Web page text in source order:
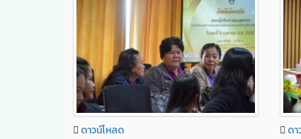
ดาวน์โหลด ด